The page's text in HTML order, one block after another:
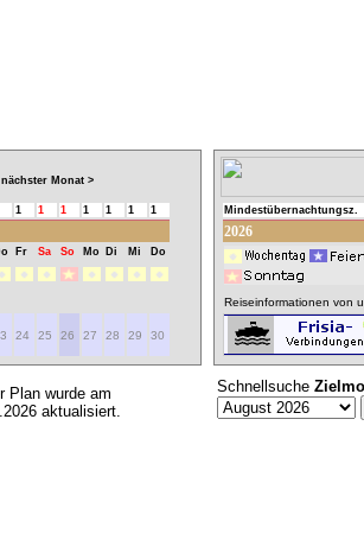
nächster Monat >
1 1 1 1 1 1 1
Fr Sa So Mo Di Mi Do
24 25 26 27 28 29 30
Plan wurde am
aktualisiert.
Mindestübernachtungsz.
2026
Reiseinformationen von
Schnellsuche